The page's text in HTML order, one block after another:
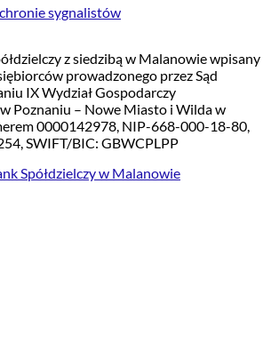
sygnalistów
z siedzibą w Malanowie wpisany
prowadzonego przez Sąd
IX Wydział Gospodarczy
Poznaniu – Nowe Miasto i Wilda w
0000142978, NIP-668-000-18-80,
SWIFT/BIC: GBWCPLPP
Spółdzielczy w Malanowie